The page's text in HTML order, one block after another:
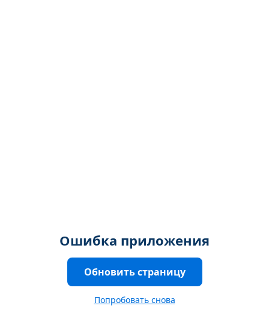
Ошибка приложения
Обновить страницу
Попробовать снова